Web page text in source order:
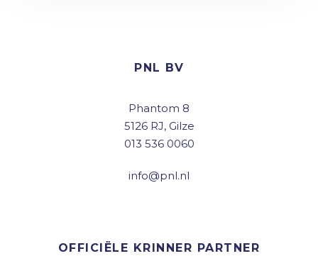
PNL BV
Phantom 8
5126 RJ, Gilze
013 536 0060
info@pnl.nl
OFFICIËLE KRINNER PARTNER